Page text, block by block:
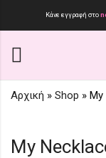
Κάνε εγγραφή στο
Αρχική » Shop » My
My